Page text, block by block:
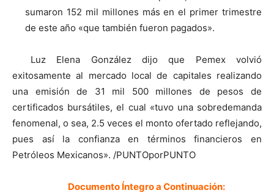
sumaron 152 mil millones más en el primer trimestre
de este año «que también fueron pagados».
Luz Elena González dijo que Pemex volvió
exitosamente al mercado local de capitales realizando
una emisión de 31 mil 500 millones de pesos de
certificados bursátiles, el cual «tuvo una sobredemanda
fenomenal, o sea, 2.5 veces el monto ofertado reflejando,
pues así la confianza en términos financieros en
Petróleos Mexicanos». /PUNTOporPUNTO
Documento Íntegro a Continuación: